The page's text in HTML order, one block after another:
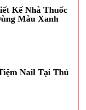
Kế Nhà Thuốc
Màu Xanh
Nail Tại Thủ